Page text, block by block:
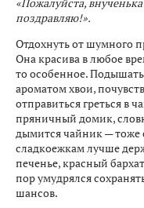
поздравляю!».
Отдохнуть от шумного
Она красива в любое
то особенное.
ароматом хвои,
отправиться греться в
пряничный домик,
дымится чайник — тоже
сладкоежкам лучше
печенье, красный
пор умудрялся
шансов.